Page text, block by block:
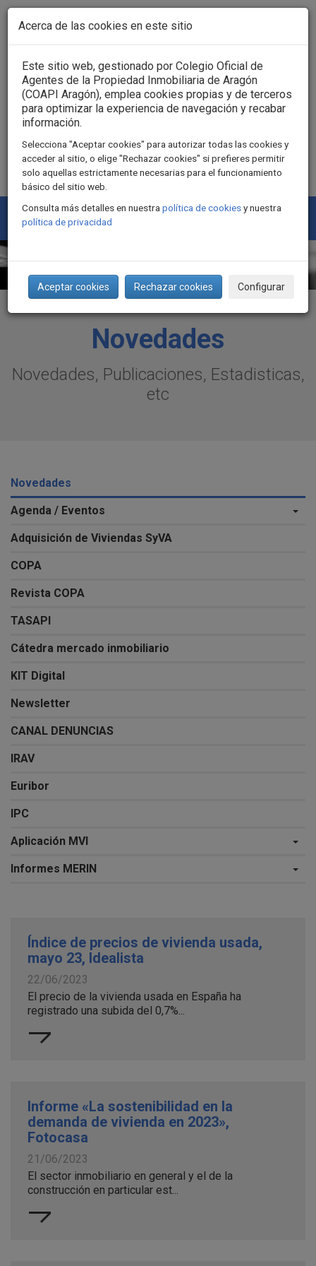
Pasar al contenido principal
Acceso usuarios
Novedades
Novedades, Publicaciones, Estadisticas,
etc
Novedades
Agenda / Eventos
Adquisición de Viviendas SyVA
COPA
Revista COPA
TASAPI
Cátedra mercado inmobiliario
KIT Digital
Newsletter
CANAL DENUNCIAS
IRAV
Euribor
IPC
Aplicación MVI
Informes MERIN
Índice de precios de vivienda usada,
mayo 23, Idealista
22/06/2023
El precio de la vivienda usada en España ha
registrado una subida del 0,7%...
Informe «La sostenibilidad en la
demanda de vivienda en 2023»,
Fotocasa
21/06/2023
El sector inmobiliario en general y el de la
construcción en particular est...
Acerca de las cookies en este sitio
Este sitio web, gestionado por Colegio Oficial de
Agentes de la Propiedad Inmobiliaria de Aragón
(COAPI Aragón), emplea cookies propias y de terceros
para optimizar la experiencia de navegación y recabar
información.
Selecciona "Aceptar cookies" para autorizar todas las cookies y
acceder al sitio, o elige "Rechazar cookies" si prefieres permitir
solo aquellas estrictamente necesarias para el funcionamiento
básico del sitio web.
Consulta más detalles en nuestra política de cookiesy nuestra
política de privacidad
Aceptar cookies Rechazar cookies Configurar